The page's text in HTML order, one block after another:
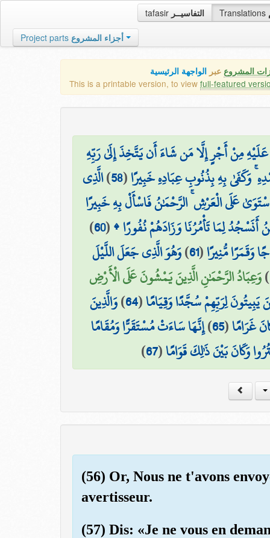
tafasir التفاسيــر Translations
Project parts أجزاء المشروع
المشروع عبر الواجهة الرئيسية
This is a printable version, to view full-featured
مِنْ أَجْرٍ إِلَّا مَن شَاءَ أَن يَتَّخِذَ إِلَىٰ رَبِّهِ
وَكَفَىٰ بِهِ بِذُنُوبِ عِبَادِهِ خَبِيرًا(
58
)الَّذِي
عَلَى الْعَرْشِ ۚ الرَّحْمَٰنُ فَاسْأَلْ بِهِ خَبِيرًا
أَنَسْجُدُ لِمَا تَأْمُرُنَا وَزَادَهُمْ نُفُورًا ۩(
60
)
وَقَمَرًا مُّنِيرًا(
61
)وَهُوَ الَّذِي جَعَلَ اللَّيْلَ
)وَعِبَادُ الرَّحْمَٰنِ الَّذِينَ يَمْشُونَ عَلَى الْأَرْضِ
يَبِيتُونَ لِرَبِّهِمْ سُجَّدًا وَقِيَامًا(
64
)وَالَّذِينَ
غَرَامًا(
65
)إِنَّهَا سَاءَتْ مُسْتَقَرًّا وَمُقَامًا
وَكَانَ بَيْنَ ذَٰلِكَ قَوَامًا(
67
)
(56) Or, Nous ne t'avons
avertisseur.
(57) Dis: «Je ne vous en